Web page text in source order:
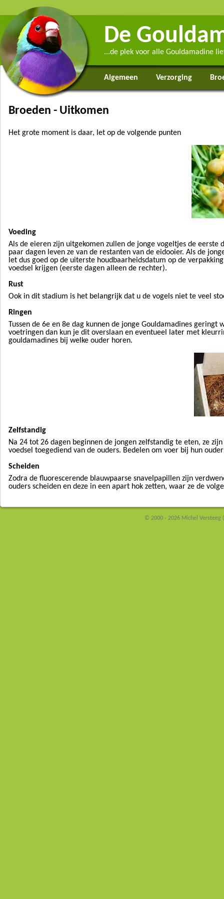
De
...de plek voor alle Gouldamadine
Algemeen Verzorging
Broeden - Uitkomen
Het grote moment is daar, let op de volgende punten
Voeding
Als de eieren zijn uitgekomen zullen de jonge vogeltjes de
paar dagen leven ze van de restanten van de eidooier. Als de
let dus goed op de uiterste houdbaarheidsdatum op de
voedsel krijgen (eerste dagen alleen de rechter).
Rust
Ook in dit stadium is het belangrijk dat u de vogels niet te veel
Ringen
Tussen de 6e en 8e dag kunnen de jonge Gouldamadines
voetringen dan kun je dit overslaan en eventueel later met
gouldamadines bij welke ouder horen.
Zelfstandig
Na 24 tot 26 dagen beginnen de jongen zelfstandig te eten, ze
voedsel toegediend van de ouders. Bedelen om voer bij hun
Scheiden
Zodra de fluorescerende blauwpaarse snavelpapillen zijn
ouders scheiden en deze in een apart hok zetten, waar ze de
© 2000 - 2026 Michel Versteeg